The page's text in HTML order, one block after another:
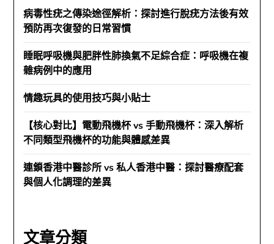
病毒性疣之傳染途徑解析：探討進行脫疣方法後有效
預防再次復發的日常習慣
睡眠呼吸機與肥胖性肺換氣不足綜合症：呼吸機在複
雜病例中的應用
情趣玩具的使用技巧與小貼士
【核心對比】電動飛機杯 vs 手動飛機杯：深入解析
不同類型飛機杯的功能與體感差異
連鎖香港中醫診所 vs 私人香港中醫：探討醫療配套
與個人化調理的差異
文章分類